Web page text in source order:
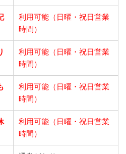
利用可能（日曜・祝日営業
時間）
利用可能（日曜・祝日営業
時間）
利用可能（日曜・祝日営業
時間）
利用可能（日曜・祝日営業
時間）